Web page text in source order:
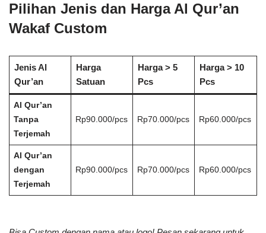
Pilihan Jenis dan Harga Al Qur’an
Wakaf Custom
Jenis Al
Qur’an
Harga
Satuan
Harga > 5
Pcs
Harga > 10
Pcs
Al Qur’an
Tanpa
Terjemah
Rp90.000/pcs Rp70.000/pcs Rp60.000/pcs
Al Qur’an
dengan
Terjemah
Rp90.000/pcs Rp70.000/pcs Rp60.000/pcs